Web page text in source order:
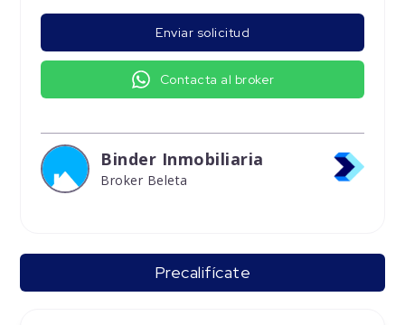
Enviar solicitud
Contacta al broker
Binder Inmobiliaria
Broker Beleta
Precalifícate